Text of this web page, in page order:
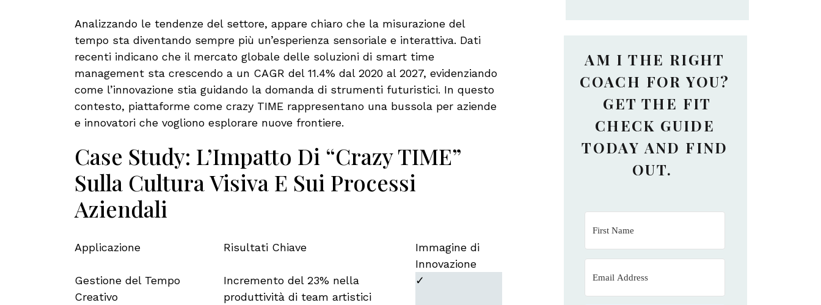
AM I THE RIGHT
COACH FOR YOU?
GET THE FIT
CHECK GUIDE
TODAY AND FIND
OUT.
Analizzando le tendenze del settore, appare chiaro che la misurazione del
tempo sta diventando sempre più un’esperienza sensoriale e interattiva. Dati
recenti indicano che il mercato globale delle soluzioni di smart time
management sta crescendo a un CAGR del 11.4% dal 2020 al 2027, evidenziando
come l’innovazione stia guidando la domanda di strumenti futuristici. In questo
contesto, piattaforme come crazy TIME rappresentano una bussola per aziende
e innovatori che vogliono esplorare nuove frontiere.
Case Study: L’Impatto Di “crazy TIME”
Sulla Cultura Visiva E Sui Processi
Aziendali
Applicazione Risultati Chiave
Immagine di
Innovazione
Gestione del Tempo
Creativo
Incremento del 23% nella
produttività di team artistici
✓